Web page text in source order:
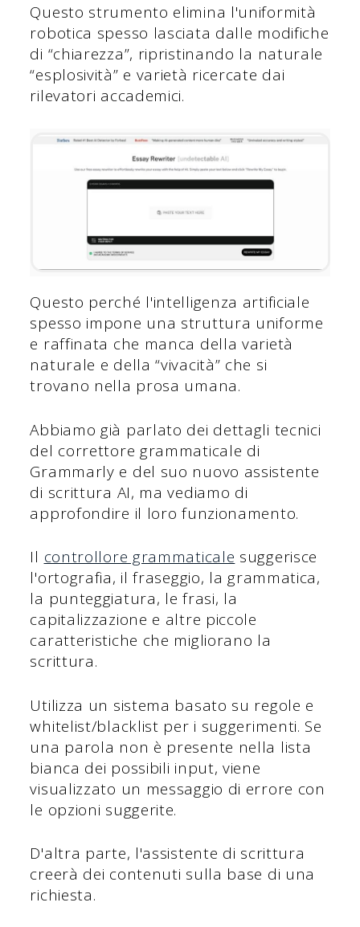
Questo strumento elimina l'uniformità
robotica spesso lasciata dalle modifiche
di “chiarezza”, ripristinando la naturale
“esplosività” e varietà ricercate dai
rilevatori accademici.
Questo perché l'intelligenza artificiale
spesso impone una struttura uniforme
e raffinata che manca della varietà
naturale e della “vivacità” che si
trovano nella prosa umana.
Abbiamo già parlato dei dettagli tecnici
del correttore grammaticale di
Grammarly e del suo nuovo assistente
di scrittura AI, ma vediamo di
approfondire il loro funzionamento.
Il controllore grammaticale suggerisce
l'ortografia, il fraseggio, la grammatica,
la punteggiatura, le frasi, la
capitalizzazione e altre piccole
caratteristiche che migliorano la
scrittura.
Utilizza un sistema basato su regole e
whitelist/blacklist per i suggerimenti. Se
una parola non è presente nella lista
bianca dei possibili input, viene
visualizzato un messaggio di errore con
le opzioni suggerite.
D'altra parte, l'assistente di scrittura
creerà dei contenuti sulla base di una
richiesta.